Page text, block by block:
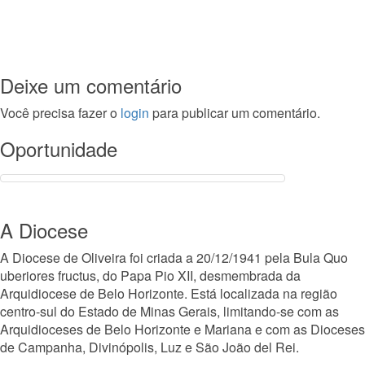
Deixe um comentário
Você precisa fazer o login para publicar um comentário.
Oportunidade
A Diocese
A Diocese de Oliveira foi criada a 20/12/1941 pela Bula Quo
uberiores fructus, do Papa Pio XII, desmembrada da
Arquidiocese de Belo Horizonte. Está localizada na região
centro-sul do Estado de Minas Gerais, limitando-se com as
Arquidioceses de Belo Horizonte e Mariana e com as Dioceses
de Campanha, Divinópolis, Luz e São João del Rei.